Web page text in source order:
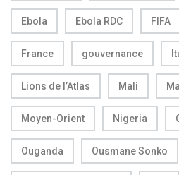
Ebola Ebola RDC FIFA
France gouvernance
Lions de l’Atlas Mali
Moyen-Orient Nigeria
Ouganda Ousmane Sonko